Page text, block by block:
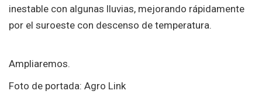
inestable con algunas lluvias, mejorando rápidamente
por el suroeste con descenso de temperatura.
Ampliaremos.
Foto de portada: Agro Link